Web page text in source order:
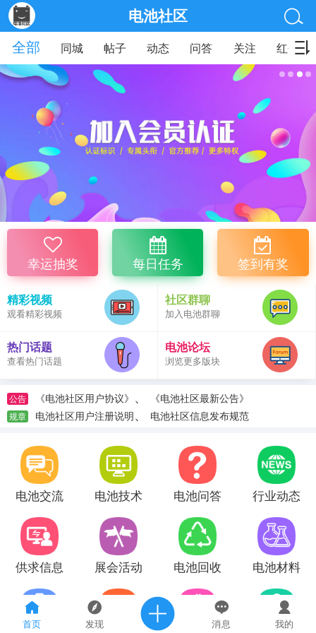
首页 发现 消息 我的
电池社区
全部
同城 帖子 动态 问答 关注 红包
幸运抽奖 每日任务 签到有奖
精彩视频
观看精彩视频
社区群聊
加入电池群聊
热门话题
查看热门话题
电池论坛
浏览更多版块
公告 《电池社区用户协议》 、 《电池社区最新公告》
规章 电池社区用户注册说明、 电池社区信息发布规范
电池交流 电池技术 电池问答 行业动态
供求信息 展会活动 电池回收 电池材料